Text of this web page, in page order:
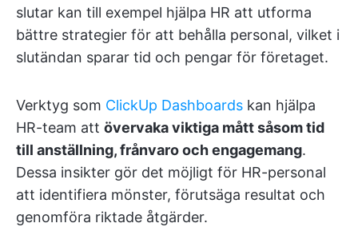
slutar kan till exempel hjälpa HR att utforma
bättre strategier för att behålla personal, vilket i
slutändan sparar tid och pengar för företaget.
Verktyg som ClickUp Dashboards kan hjälpa
HR-team att övervaka viktiga mått såsom tid
till anställning, frånvaro och engagemang.
Dessa insikter gör det möjligt för HR-personal
att identifiera mönster, förutsäga resultat och
genomföra riktade åtgärder.